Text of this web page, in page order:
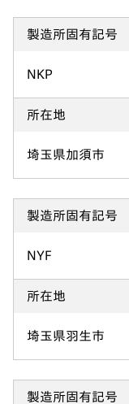
製造所固有記号
NKP
所在地
埼玉県加須市
製造所固有記号
NYF
所在地
埼玉県羽生市
製造所固有記号